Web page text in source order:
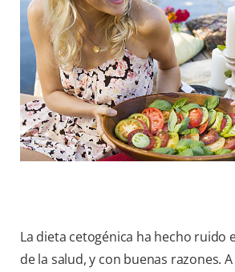
La dieta cetogénica ha hecho ruido
de la salud, y con buenas razones.